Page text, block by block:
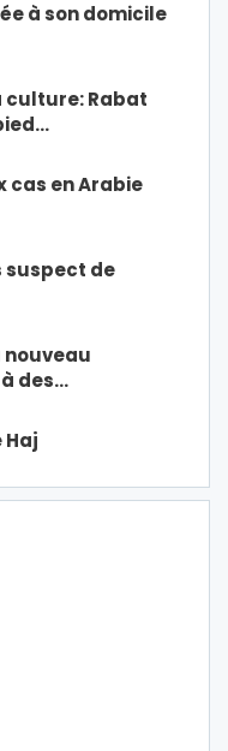
à son domicile
culture: Rabat
cas en Arabie
suspect de
nouveau
des…
Haj